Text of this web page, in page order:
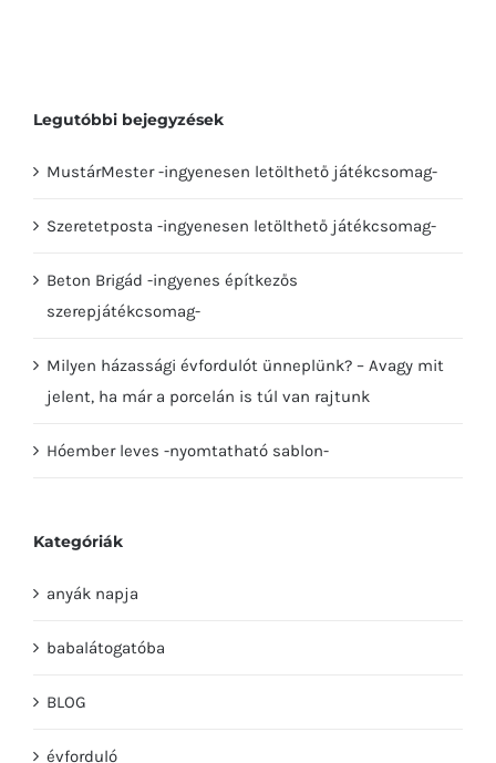
Legutóbbi bejegyzések
MustárMester -ingyenesen letölthető játékcsomag-
Szeretetposta -ingyenesen letölthető játékcsomag-
Beton Brigád -ingyenes építkezős
szerepjátékcsomag-
Milyen házassági évfordulót ünneplünk? – Avagy mit
jelent, ha már a porcelán is túl van rajtunk
Hóember leves -nyomtatható sablon-
Kategóriák
anyák napja
babalátogatóba
BLOG
évforduló